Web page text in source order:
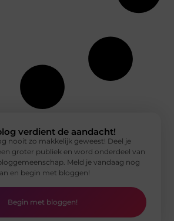
verdient de aandacht!
nooit zo makkelijk geweest! Deel je
groter publiek en word onderdeel van
Meld je vandaag nog
en begin met bloggen!
Begin met bloggen!